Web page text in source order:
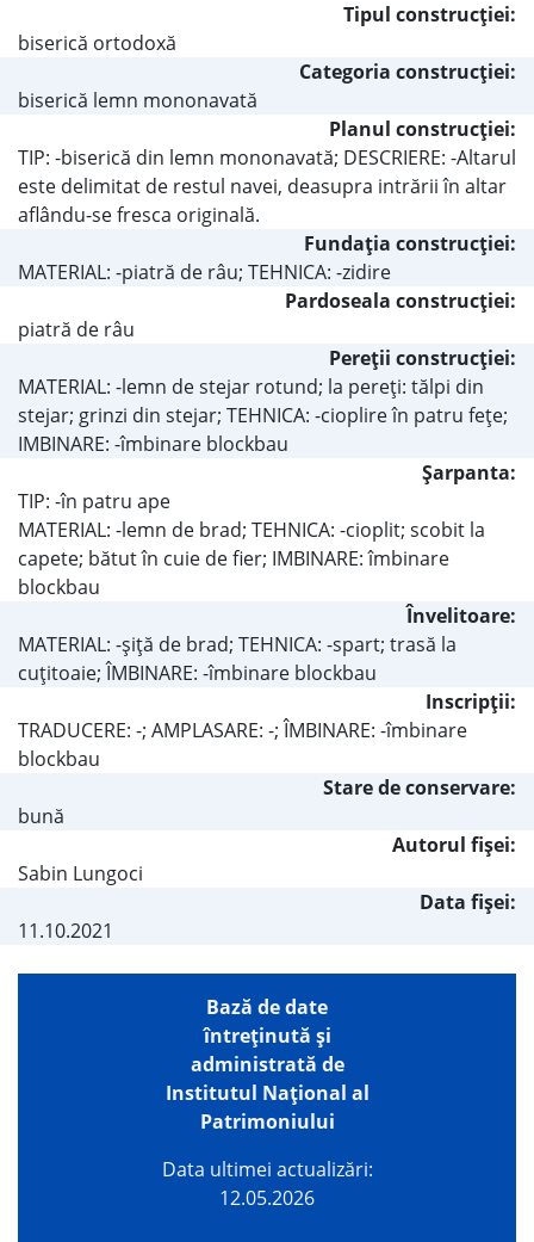
Tipul construcţiei:
biserică ortodoxă
Categoria construcţiei:
biserică lemn mononavată
Planul construcţiei:
TIP: -biserică din lemn mononavată; DESCRIERE: -Altarul
este delimitat de restul navei, deasupra intrării în altar
aflându-se fresca originală.
Fundaţia construcţiei:
MATERIAL: -piatră de râu; TEHNICA: -zidire
Pardoseala construcţiei:
piatră de râu
Pereţii construcţiei:
MATERIAL: -lemn de stejar rotund; la pereţi: tălpi din
stejar; grinzi din stejar; TEHNICA: -cioplire în patru feţe;
IMBINARE: -îmbinare blockbau
Şarpanta:
TIP: -în patru ape
MATERIAL: -lemn de brad; TEHNICA: -cioplit; scobit la
capete; bătut în cuie de fier; IMBINARE: îmbinare
blockbau
Învelitoare:
MATERIAL: -şiţă de brad; TEHNICA: -spart; trasă la
cuţitoaie; ÎMBINARE: -îmbinare blockbau
Inscripţii:
TRADUCERE: -; AMPLASARE: -; ÎMBINARE: -îmbinare
blockbau
Stare de conservare:
bună
Autorul fişei:
Sabin Lungoci
Data fișei:
11.10.2021
Bază de date
întreţinută şi
administrată de
Institutul Național al
Patrimoniului
Data ultimei actualizări:
12.05.2026